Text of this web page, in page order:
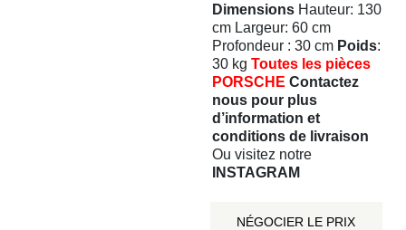
Dimensions Hauteur: 130
cm Largeur: 60 cm
Profondeur : 30 cm Poids:
30 kgToutes les pièces
PORSCHE Contactez
nous pour plus
d’information et
conditions de livraison
Ou visitez notre
INSTAGRAM
NÉGOCIER LE PRIX